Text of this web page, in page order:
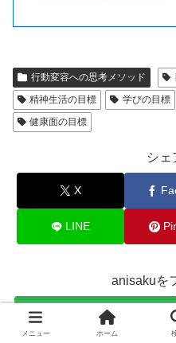
行動変容への思考メソッド
精神生活の目標
学びの目標
健康面の目標
シェ
X
LINE
anisakuを
メニュー ホーム